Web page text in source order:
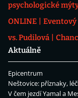
psychologické
ONLINE
vs. Pudilová
Aktuálně
Epicentrum
Neštovice: příznaky,
V čem jezdí Yamal a